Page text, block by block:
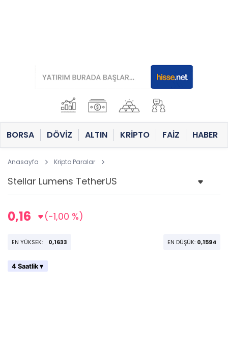
BORSA DÖVİZ ALTIN KRİPTO FAİZ HABER
Anasayfa Kripto Paralar
0,16 (-1,00 %)
EN YÜKSEK: 0,1633 EN DÜŞÜK: 0,1594
4 Saatlik ▾